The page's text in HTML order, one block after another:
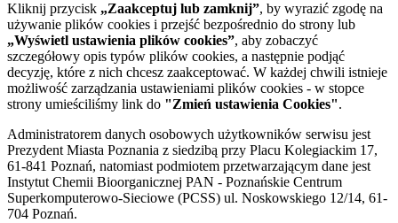
Kliknij przycisk „Zaakceptuj lub zamknij”, by wyrazić zgodę na
używanie plików cookies i przejść bezpośrednio do strony lub
„Wyświetl ustawienia plików cookies”, aby zobaczyć
szczegółowy opis typów plików cookies, a następnie podjąć
decyzję, które z nich chcesz zaakceptować. W każdej chwili istnieje
możliwość zarządzania ustawieniami plików cookies - w stopce
strony umieściliśmy link do "Zmień ustawienia Cookies".
Administratorem danych osobowych użytkowników serwisu jest
Prezydent Miasta Poznania z siedzibą przy Placu Kolegiackim 17,
61-841 Poznań, natomiast podmiotem przetwarzającym dane jest
Instytut Chemii Bioorganicznej PAN - Poznańskie Centrum
Superkomputerowo-Sieciowe (PCSS) ul. Noskowskiego 12/14, 61-
704 Poznań.